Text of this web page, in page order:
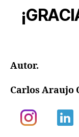
Autor.
Carlos Araujo